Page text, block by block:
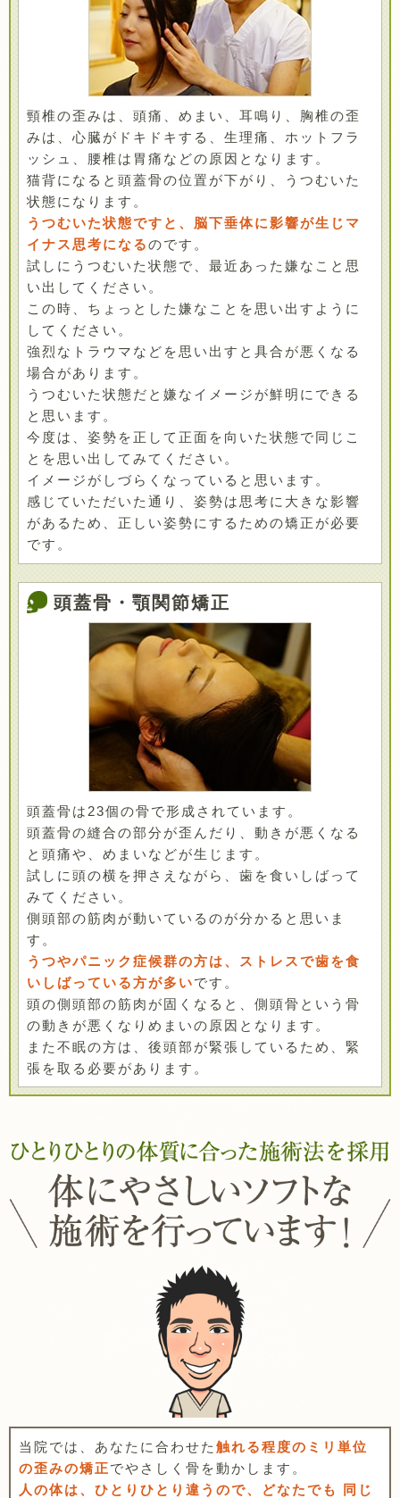
頸椎の歪みは、頭痛、めまい、耳鳴り、胸椎の歪
みは、心臓がドキドキする、生理痛、ホットフラ
ッシュ、腰椎は胃痛などの原因となります。
猫背になると頭蓋骨の位置が下がり、うつむいた
状態になります。
うつむいた状態ですと、脳下垂体に影響が生じマ
イナス思考になるのです。
試しにうつむいた状態で、最近あった嫌なこと思
い出してください。
この時、ちょっとした嫌なことを思い出すように
してください。
強烈なトラウマなどを思い出すと具合が悪くなる
場合があります。
うつむいた状態だと嫌なイメージが鮮明にできる
と思います。
今度は、姿勢を正して正面を向いた状態で同じこ
とを思い出してみてください。
イメージがしづらくなっていると思います。
感じていただいた通り、姿勢は思考に大きな影響
があるため、正しい姿勢にするための矯正が必要
です。
頭蓋骨・顎関節矯正
頭蓋骨は23個の骨で形成されています。
頭蓋骨の縫合の部分が歪んだり、動きが悪くなる
と頭痛や、めまいなどが生じます。
試しに頭の横を押さえながら、歯を食いしばって
みてください。
側頭部の筋肉が動いているのが分かると思いま
す。
うつやパニック症候群の方は、ストレスで歯を食
いしばっている方が多いです。
頭の側頭部の筋肉が固くなると、側頭骨という骨
の動きが悪くなりめまいの原因となります。
また不眠の方は、後頭部が緊張しているため、緊
張を取る必要があります。
当院では、あなたに合わせた 触れる程度のミリ単位
の歪みの矯正でやさしく骨を動かします。
人の体は、ひとりひとり違うので、どなたでも 同じ